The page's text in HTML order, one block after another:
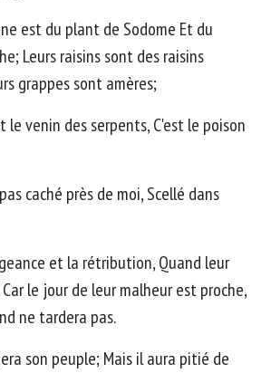
est du plant de Sodome Et du
Leurs raisins sont des raisins
grappes sont amères;
le venin des serpents, C'est le poison
caché près de moi, Scellé dans
et la rétribution, Quand leur
le jour de leur malheur est proche,
ne tardera pas.
son peuple; Mais il aura pitié de